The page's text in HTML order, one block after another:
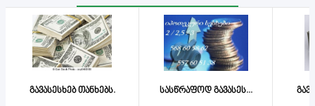
გავასესხებ თანხებს. სასწრაფოდ გავასეს...